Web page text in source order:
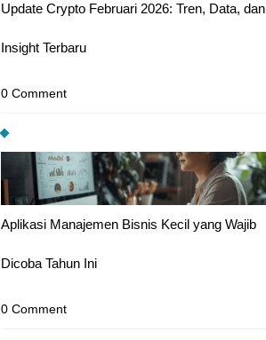
Update Crypto Februari 2026: Tren, Data, dan
Insight Terbaru
0 Comment
Aplikasi Manajemen Bisnis Kecil yang Wajib
Dicoba Tahun Ini
0 Comment